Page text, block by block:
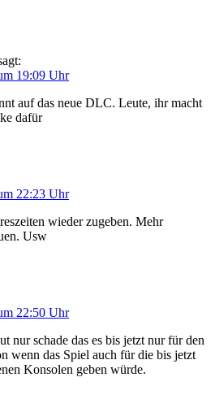
19:09 Uhr
auf das neue DLC. Leute, ihr macht
dafür
22:23 Uhr
wieder zugeben. Mehr
Usw
22:50 Uhr
nur schade das es bis jetzt nur für den
wenn das Spiel auch für die bis jetzt
Konsolen geben würde.